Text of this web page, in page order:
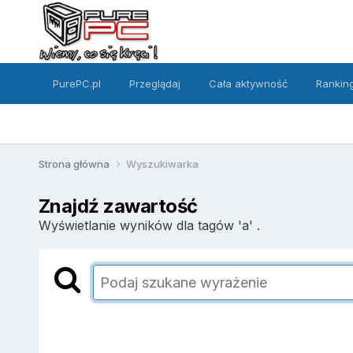
PurePC.pl Przeglądaj Cała aktywność
Strona główna Wyszukiwarka
Znajdź zawartość
Wyświetlanie wyników dla tagów 'a' .